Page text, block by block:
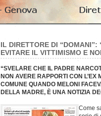
IL DIRETTORE DI “DOMANI”:
EVITARE IL VITTIMISMO E
“SVELARE CHE IL PADRE
NON AVERE RAPPORTI CON L’EX
COMUNE QUANDO MELONI
DELLA MADRE, È UNA NOTIZIA
Come